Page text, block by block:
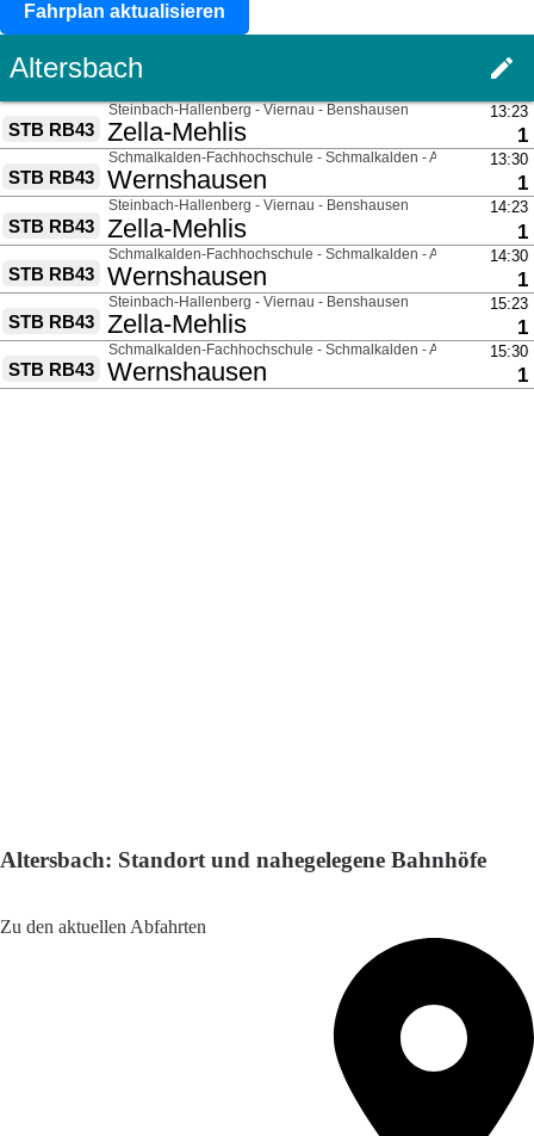
Fahrplan aktualisieren
Altersbach: Standort und nahegelegene Bahnhöfe
Zu den aktuellen Abfahrten